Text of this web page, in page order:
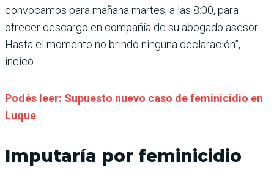
convocamos para mañana martes, a las 8:00, para
ofrecer descargo en compañía de su abogado asesor.
Hasta el momento no brindó ninguna declaración”,
indicó.
Podés leer: Supuesto nuevo caso de feminicidio en
Luque
Imputaría por feminicidio